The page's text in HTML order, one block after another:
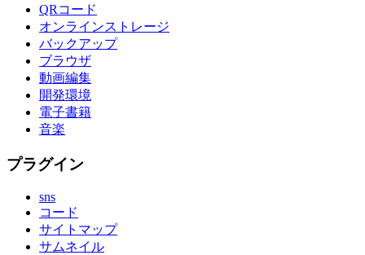
QRコード
オンラインストレージ
バックアップ
ブラウザ
動画編集
開発環境
電子書籍
音楽
プラグイン
sns
コード
サイトマップ
サムネイル